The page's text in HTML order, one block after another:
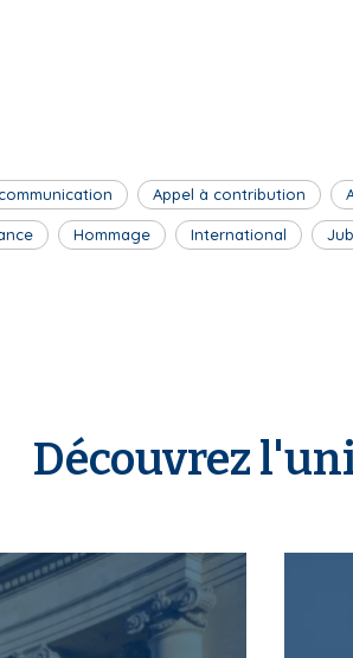
Appel à contribution
Hommage International
Découvrez